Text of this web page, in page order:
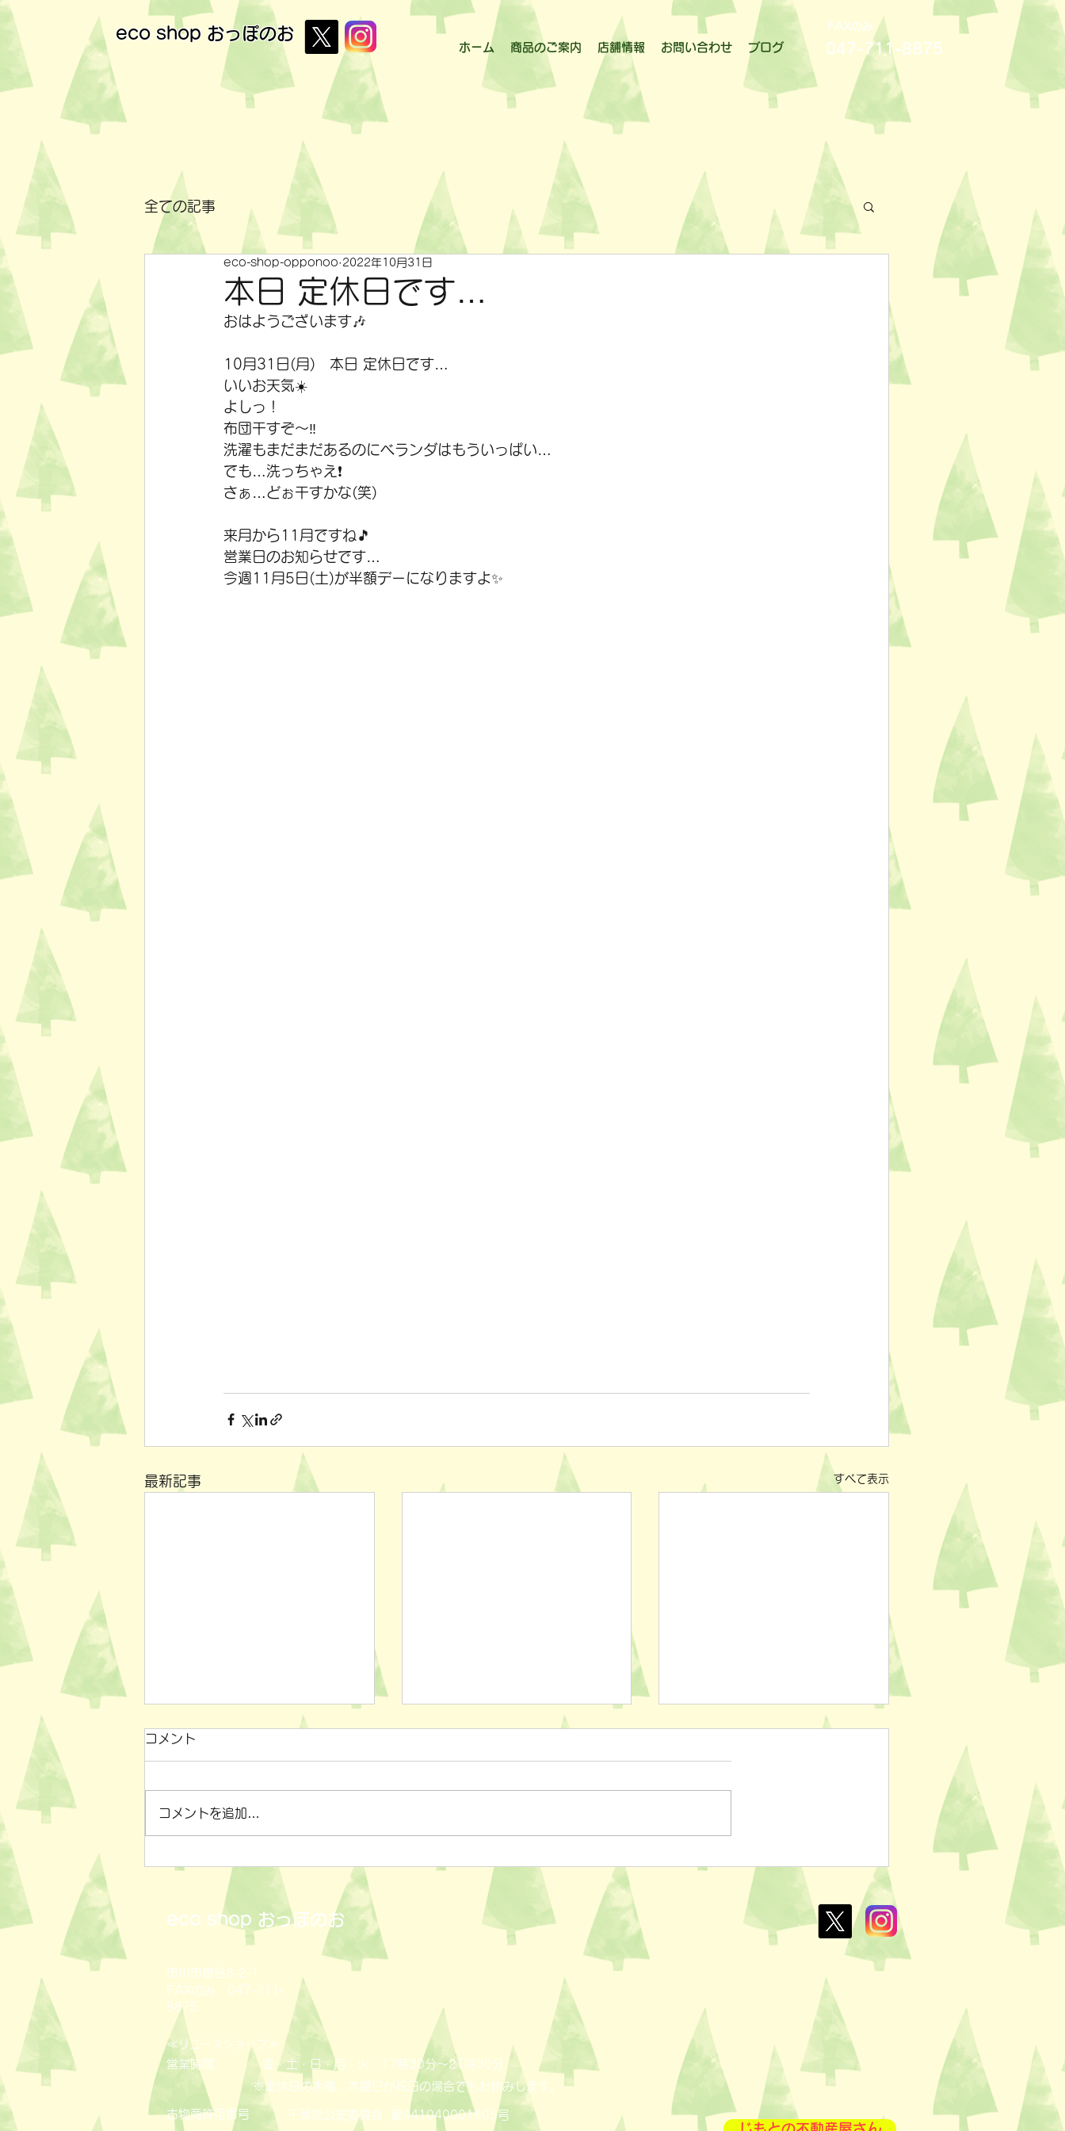
eco shop おっぽのお
ホーム 商品のご案内 店舗情報 お問い合わせ ブログ 047-711-8875
FAXのみ
全ての記事
本日 定休日です…
eco-shop-opponoo 2022年10月31日
おはようございます🎶
10月31日(月)　本日 定休日です…
いいお天気☀️
よしっ！
布団干すぞ～‼️
洗濯もまだまだあるのにベランダはもういっぱい…
でも…洗っちゃえ❗
さぁ…どぉ干すかな(笑)
来月から11月ですね🎵
営業日のお知らせです…
今週11月5日(土)が半額デーになりますよ✨
最新記事 すべて表示
おっぽのおでん🍢
ALL￥100✨
コメント
コメントを追加…
eco shop おっぽのお
市川市曽谷8-2-1
FAXのみ 047-711-
8875
≪ リユースショップ ≫
営業時間
金・土・日・月・火 17時30分～21時30分
※定休日の水曜、木曜日が祝日の場合でもお休みします。
古物商許可番号 ​千葉県公安委員会 第441040001605号